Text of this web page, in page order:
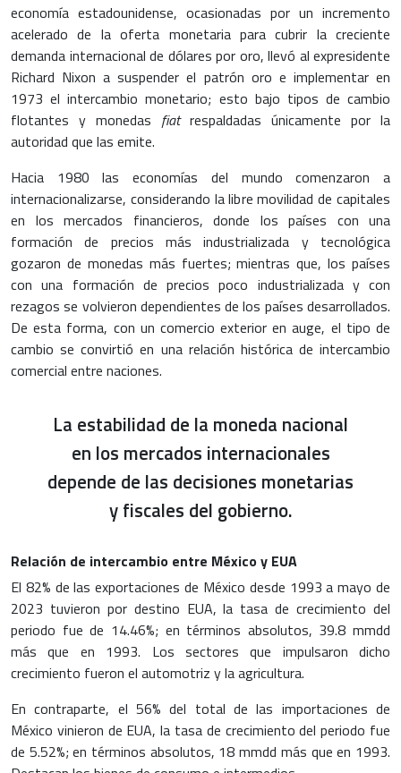
economía estadounidense, ocasionadas por un incremento
acelerado de la oferta monetaria para cubrir la creciente
demanda internacional de dólares por oro, llevó al expresidente
Richard Nixon a suspender el patrón oro e implementar en
1973 el intercambio monetario; esto bajo tipos de cambio
flotantes y monedas fiatrespaldadas únicamente por la
autoridad que las emite.
Hacia 1980 las economías del mundo comenzaron a
internacionalizarse, considerando la libre movilidad de capitales
en los mercados financieros, donde los países con una
formación de precios más industrializada y tecnológica
gozaron de monedas más fuertes; mientras que, los países
con una formación de precios poco industrializada y con
rezagos se volvieron dependientes de los países desarrollados.
De esta forma, con un comercio exterior en auge, el tipo de
cambio se convirtió en una relación histórica de intercambio
comercial entre naciones.
La estabilidad de la moneda nacional
en los mercados internacionales
depende de las decisiones monetarias
y fiscales del gobierno.
Relación de intercambio entre México y EUA
El 82% de las exportaciones de México desde 1993 a mayo de
2023 tuvieron por destino EUA, la tasa de crecimiento del
periodo fue de 14.46%; en términos absolutos, 39.8 mmdd
más que en 1993. Los sectores que impulsaron dicho
crecimiento fueron el automotriz y la agricultura.
En contraparte, el 56% del total de las importaciones de
México vinieron de EUA, la tasa de crecimiento del periodo fue
de 5.52%; en términos absolutos, 18 mmdd más que en 1993.